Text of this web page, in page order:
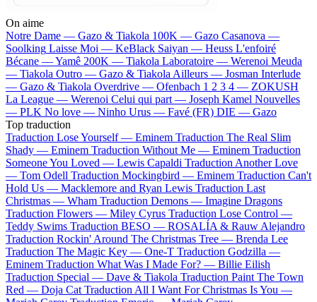
On aime
Notre Dame — Gazo & Tiakola 100K — Gazo Casanova —
Soolking Laisse Moi — KeBlack Saiyan — Heuss L'enfoiré
Bécane —Yamê 200K — Tiakola Laboratoire — Werenoi Meuda
— Tiakola Outro — Gazo & Tiakola Ailleurs — Josman Interlude
— Gazo & Tiakola Overdrive — Ofenbach 1 2 3 4 — ZOKUSH
La League — Werenoi Celui qui part — Joseph Kamel Nouvelles
— PLK No love — Ninho Urus — Favé (FR) DIE — Gazo
Top traduction
Traduction Lose Yourself — Eminem Traduction The Real Slim
Shady — Eminem Traduction Without Me — Eminem Traduction
Someone You Loved — Lewis Capaldi Traduction Another Love
— Tom Odell Traduction Mockingbird — Eminem Traduction Can't
Hold Us — Macklemore and Ryan Lewis Traduction Last
Christmas — Wham Traduction Demons — Imagine Dragons
Traduction Flowers — Miley Cyrus Traduction Lose Control —
Teddy Swims Traduction BESO — ROSALÍA & Rauw Alejandro
Traduction Rockin' Around The Christmas Tree — Brenda Lee
Traduction The Magic Key — One-T Traduction Godzilla —
Eminem Traduction What Was I Made For? — Billie Eilish
Traduction Special — Dave & Tiakola Traduction Paint The Town
Red — Doja Cat Traduction All I Want For Christmas Is You —